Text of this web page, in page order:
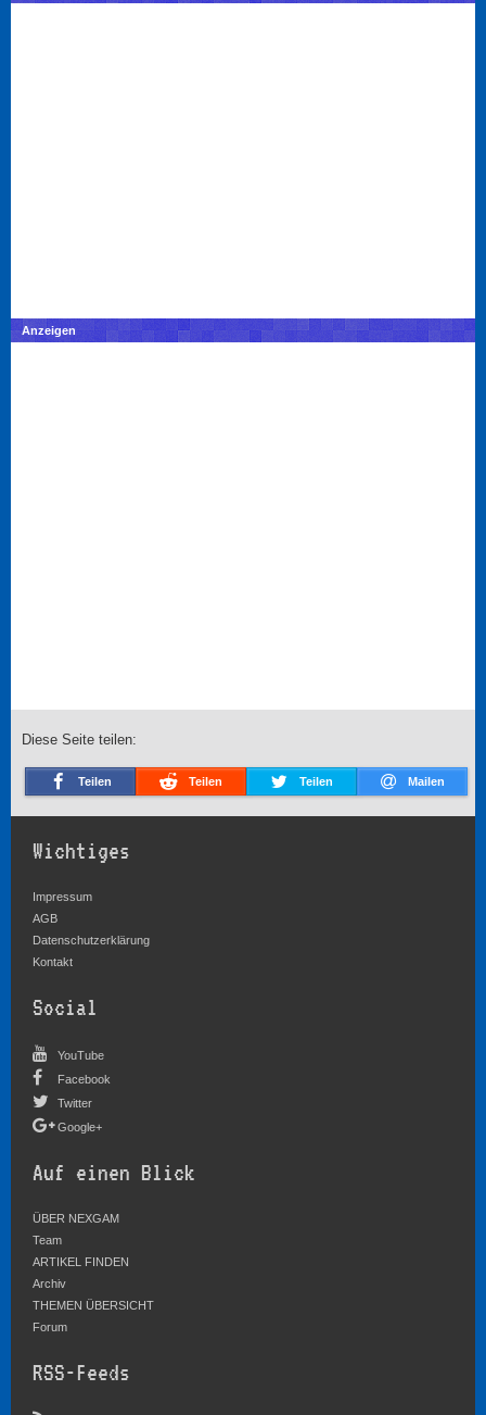
Anzeigen
Diese Seite teilen:
Teilen Teilen Teilen Mailen
Wichtiges
Impressum
AGB
Datenschutzerklärung
Kontakt
Social
YouTube
Facebook
Twitter
Google+
Auf einen Blick
ÜBER NEXGAM
Team
ARTIKEL FINDEN
Archiv
THEMEN ÜBERSICHT
Forum
RSS-Feeds